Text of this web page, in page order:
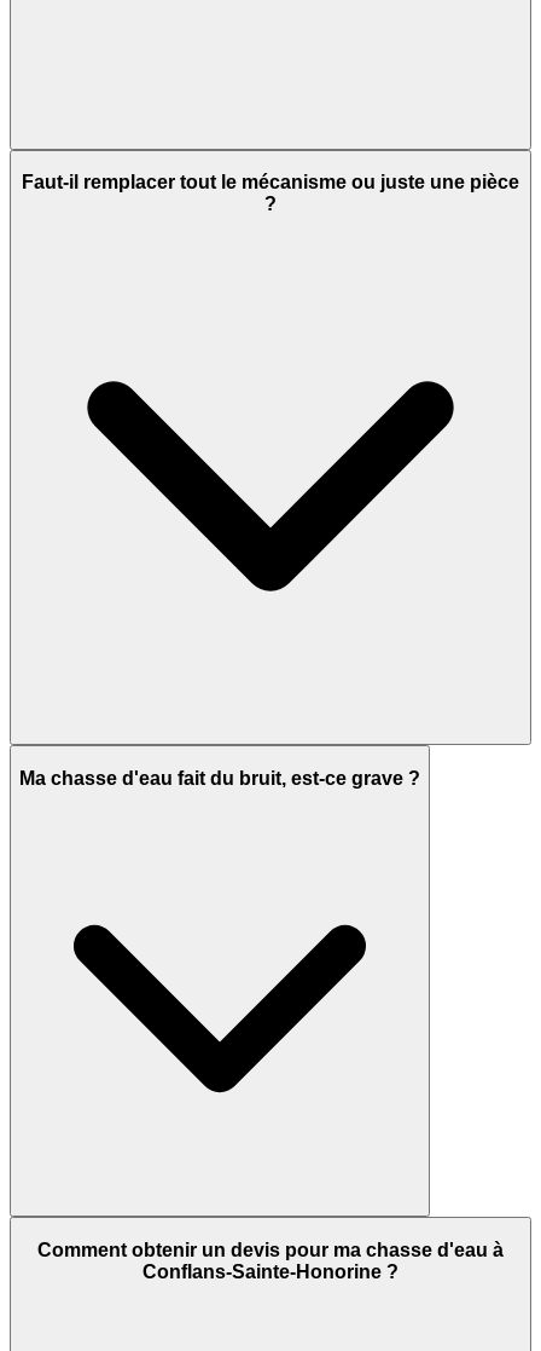
Faut-il remplacer tout le mécanisme ou juste une pièce
?
Ma chasse d'eau fait du bruit, est-ce grave ?
Comment obtenir un devis pour ma chasse d'eau à
Conflans-Sainte-Honorine ?